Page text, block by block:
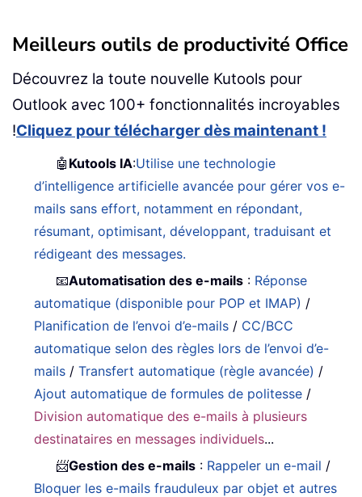
Meilleurs outils de productivité Office
Découvrez la toute nouvelle Kutools pour
Outlook avec 100+ fonctionnalités incroyables
!Cliquez pour télécharger dès maintenant !
🤖 Kutools IA:Utilise une technologie
d’intelligence artificielle avancée pour gérer vos e-
mails sans effort, notamment en répondant,
résumant, optimisant, développant, traduisant et
rédigeant des messages.
📧Automatisation des e-mails : Réponse
automatique (disponible pour POP et IMAP) /
Planification de l’envoi d’e-mails / CC/BCC
automatique selon des règles lors de l’envoi d’e-
mails /Transfert automatique (règle avancée) /
Ajout automatique de formules de politesse /
Division automatique des e-mails à plusieurs
destinataires en messages individuels...
📨Gestion des e-mails : Rappeler un e-mail /
Bloquer les e-mails frauduleux par objet et autres